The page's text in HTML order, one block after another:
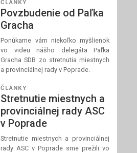
ČLÁNKY
Povzbudenie od Paľka
Gracha
Ponúkame vám niekoľko myšlienok
vo videu nášho delegáta Paľka
Gracha SDB zo stretnutia miestnych
a provinciálnej rady v Poprade.
ČLÁNKY
Stretnutie miestnych a
provinciálnej rady ASC
v Poprade
Stretnutie miestnych a provinciálnej
rady ASC v Poprade sme prežili vo